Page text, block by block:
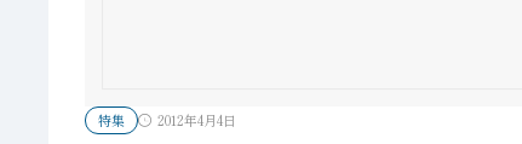
特集 2012年4月4日